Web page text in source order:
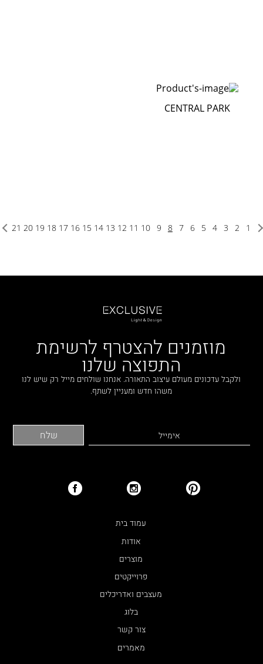
CENTRAL PARK
1
2
3
4
5
6
7
8
9
10
11
12
13
14
15
16
17
18
19
20
21
מוזמנים להצטרף לרשימת
התפוצה שלנו
ולקבל עדכונים מעולם עיצוב התאורה. אנחנו שולחים מייל רק שיש לנו
משהו חדש ומעניין לשתף.
עמוד בית
אודות
מוצרים
פרוייקטים
מעצבים ואדריכלים
בלוג
צור קשר
מאמרים